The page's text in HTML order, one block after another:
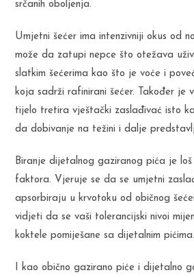
srčanih oboljenja.
Umjetni šećer ima intenzivniji okus od
može da zatupi nepce što otežava
slatkim šećerima kao što je voće i
koja sadrži rafinirani šećer. Također je
tijelo tretira vještački zaslađivać isto
da dobivanje na težini i dalje
Biranje dijetalnog gaziranog pića je
faktora. Vjeruje se da se umjetni
apsorbiraju u krvotoku od običnog
vidjeti da se vaši tolerancijski nivoi
koktele pomiješane sa dijetalnim pićima.
I kao obično gazirano piće i dijetalno